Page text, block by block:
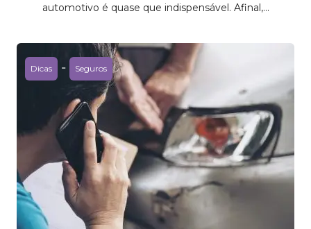
automotivo é quase que indispensável. Afinal,...
Dicas - Seguros